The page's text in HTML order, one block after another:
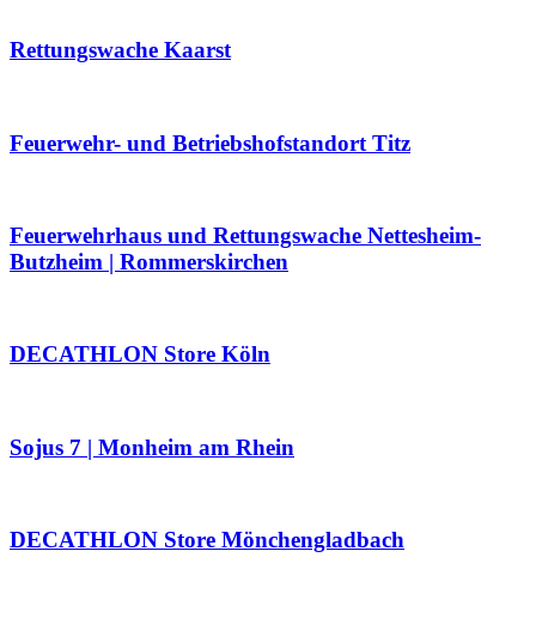
Rettungswache Kaarst
Feuerwehr- und Betriebshofstandort Titz
Feuerwehrhaus und Rettungswache Nettesheim-
Butzheim | Rommerskirchen
DECATHLON Store Köln
Sojus 7 | Monheim am Rhein
DECATHLON Store Mönchengladbach